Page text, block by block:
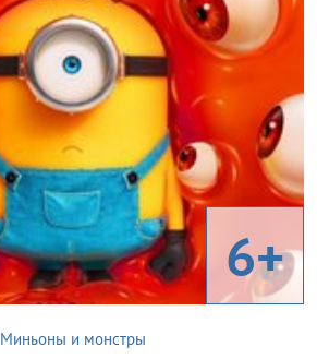
6+
Миньоны и монстры